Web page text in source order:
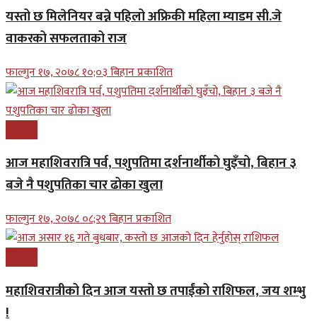
यस्तो छ मिलेनियर बन्ने पहिलो अफ्रिकी महिला म्याडम सी.जे
वाकरको सफलताको राज
फाल्गुन १७, २०७८ १०;०३ बिहान प्रकाशित
आज महाशिवरात्रि पर्व, पशुपतिमा दर्शनार्थीको घुइँचो, बिहान ३
बजे नै पशुपतिका चार ढोका खुला
फाल्गुन १७, २०७८ ०८;२९ बिहान प्रकाशित
महाशिवरात्रीको दिन आज यस्तो छ तपाईंको राशिफल, जय शम्भु
!